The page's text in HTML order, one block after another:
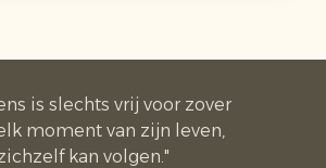
is slechts vrij voor zover
moment van zijn leven,
kan volgen."